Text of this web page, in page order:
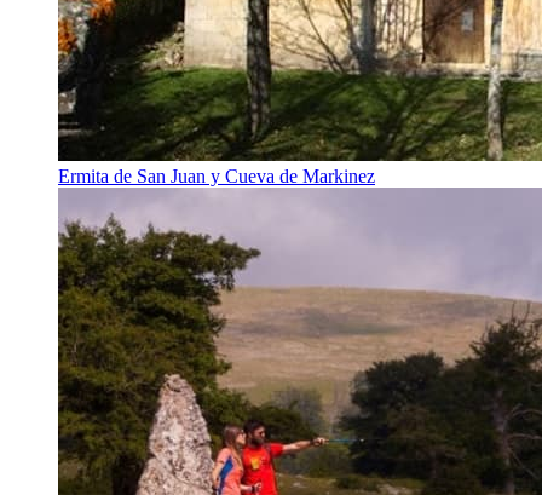
Ermita de San Juan y Cueva de Markinez